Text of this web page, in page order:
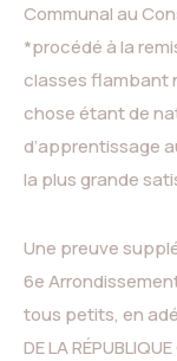
Communal au
*procédé à la
classes flambant
chose étant de
d’apprentissage
la plus grande
Une preuve
6e
tous petits, en
DE LA